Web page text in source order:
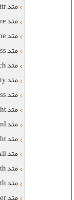
متد attr در جی کوئری
متد before در جی کوئری
متد clone در جی کوئری
متد css در جی کوئری
متد detach در جی کوئری
متد empty در جی کوئری
متد hasClass در جی کوئری
متد height در جی کوئری
متد html در جی کوئری
متد innerHeight در جی کوئری
متد replaceAll در جی کوئری
متد replaceWith در جی کوئری
متد innerWidth در جی کوئری